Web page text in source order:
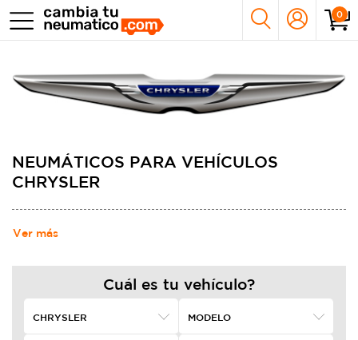
0
NEUMÁTICOS PARA VEHÍCULOS
CHRYSLER
Ver más
Cuál es tu vehículo?